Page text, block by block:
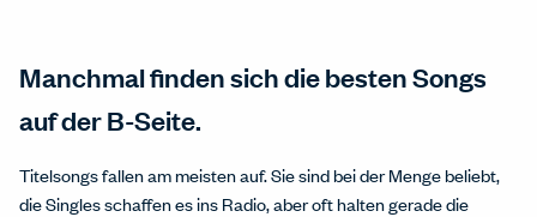
Manchmal finden sich die besten Songs
auf der B-Seite.
Titelsongs fallen am meisten auf. Sie sind bei der Menge beliebt,
die Singles schaffen es ins Radio, aber oft halten gerade die